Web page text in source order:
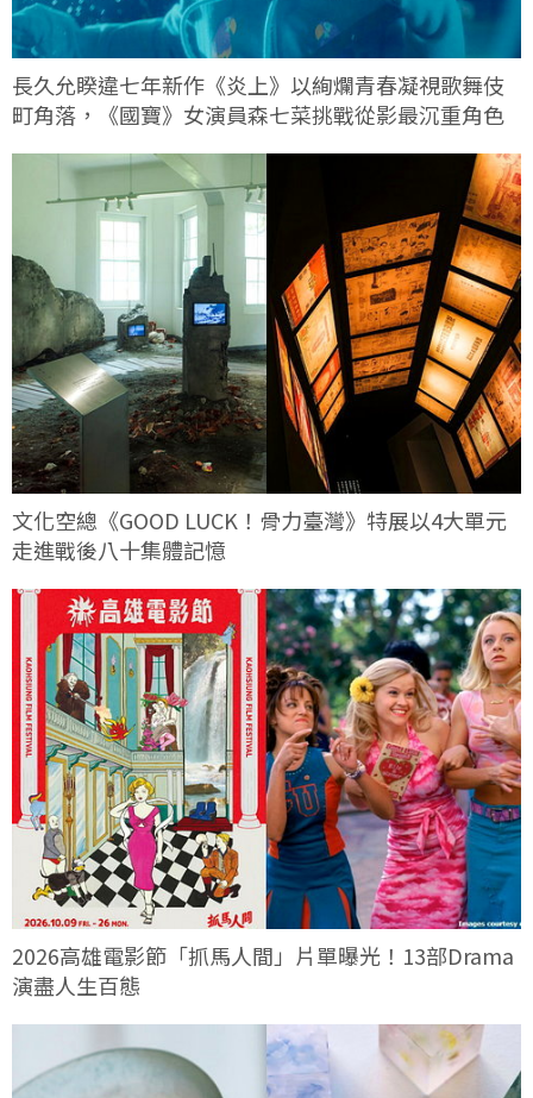
長久允睽違七年新作《炎上》以絢爛青春凝視歌舞伎
町角落，《國寶》女演員森七菜挑戰從影最沉重角色
文化空總《GOOD LUCK！骨力臺灣》特展以4大單元
走進戰後八十集體記憶
2026高雄電影節「抓馬人間」片單曝光！13部Drama
演盡人生百態